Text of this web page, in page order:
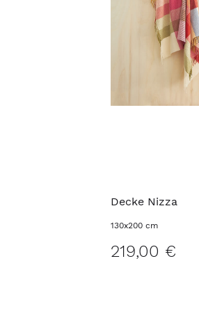
Decke Nizza
130x200 cm
219,00 €